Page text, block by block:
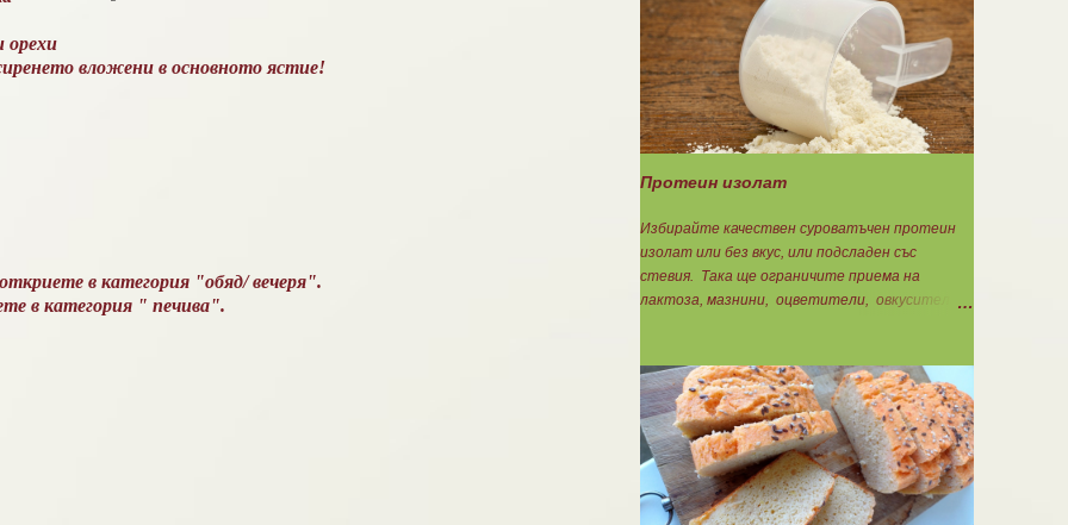
орехи
вложени в основното ястие!
в категория "обяд/ вечеря".
в категория " печива".
протеин в 100 г = количеството протеин за 1
блок. Въглехидрати: 900 : съдържанието на
въглехидрати в 100 г = количеството
въглехидрати за 1 блок. Мазнини: 150 :
количеството мазнини в 100 г продукт =
мазнините за 1 блок.
Протеин изолат
Избирайте качествен суроватъчен протеин
изолат или без вкус, или подсладен със
стевия. Така ще ограничите приема на
лактоза, мазнини, оцветители, овкусители и
усвояване. Протеинът изолат съдържа 90%
протеин и ниски нива на мазнини. Подходящ е
за хора с лактозна непоносимост. Самата
технология на филтрация при качествените
продукти отстранява млечната захар и по
този начин се избягват проблемите със
алергии, задържане на вода, подуване на